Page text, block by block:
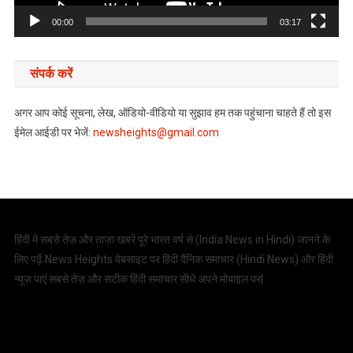
00:00 03:17
संपर्क करें
अगर आप कोई सूचना, लेख, ऑडियो-वीडियो या सुझाव हम तक पहुंचाना चाहते हैं तो इस
ईमेल आईडी पर भेजें: newsheights@gmail.com
हिंदी में सबसे तेज़ और ताज़ा खबरें पूरे भारत वर्ष से ( India News in Hindi) जानने के
लिए पढ़ें News Heights वेबसाइट पर हिंदी दैनिक समाचार (Hindi News) और हिंदी
न्यूज़ पाएं सबसे तेज़ और सटीक हिंदी समाचार सीधे अपने मोबाइल पर|